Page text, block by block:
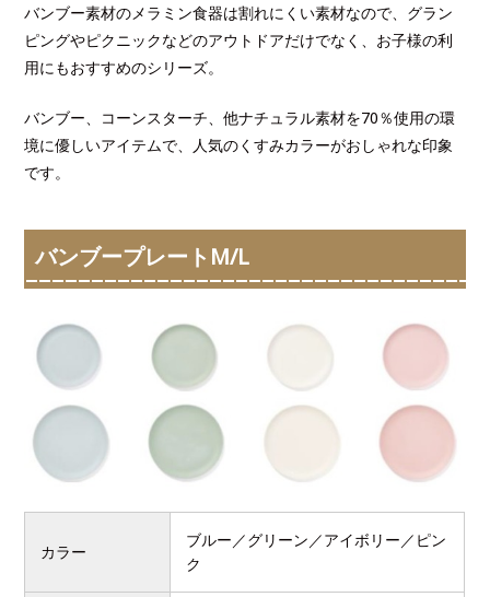
バンブー素材のメラミン食器は割れにくい素材なので、グラン
ピングやピクニックなどのアウトドアだけでなく、お子様の利
用にもおすすめのシリーズ。
バンブー、コーンスターチ、他ナチュラル素材を70％使用の環
境に優しいアイテムで、人気のくすみカラーがおしゃれな印象
です。
バンブープレートM/L
カラー
ブルー／グリーン／アイボリー／ピン
ク